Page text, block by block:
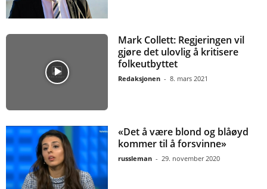
Mark Collett: Regjeringen vil
gjøre det ulovlig å kritisere
folkeutbyttet
Redaksjonen - 8. mars 2021
«Det å være blond og blåøyd
kommer til å forsvinne»
russleman - 29. november 2020